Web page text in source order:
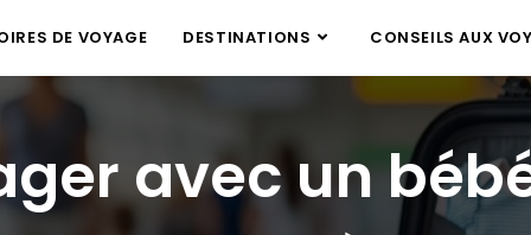
DE VOYAGE DESTINATIONS CONSEILS AUX
avec un